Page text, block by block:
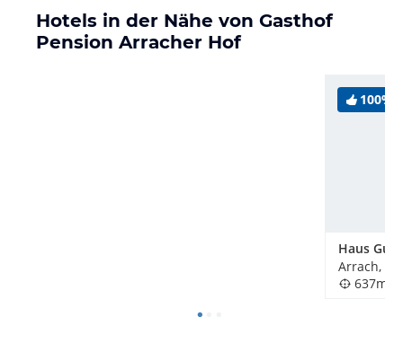
Hotels in der Nähe von Gasthof
Pension Arracher Hof
100%
Haus
Arrach,
637m